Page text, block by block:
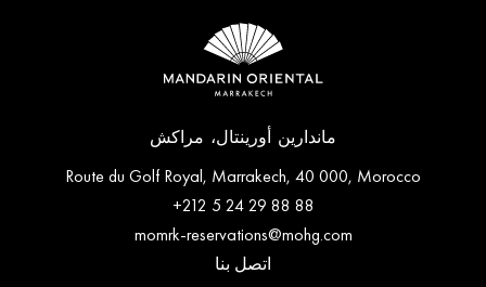
ماندارين أورينتال، مراكش
Route du Golf Royal, Marrakech, 40 000, Morocco
+212 5 24 29 88 88
momrk-reservations@mohg.com
اتصل بنا